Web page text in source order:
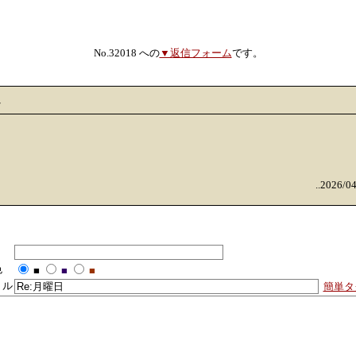
No.32018 への▼返信フォームです。
..2026/
■ ■
■
ル
簡単タ